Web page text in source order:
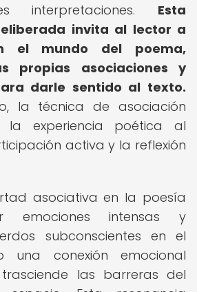
interpretaciones. Esta
invita al lector a
el mundo del poema,
propias asociaciones y
darle sentido al texto.
la técnica de asociación
la experiencia poética al
activa y la reflexión
asociativa en la poesía
emociones intensas y
subconscientes en el
una conexión emocional
las barreras del